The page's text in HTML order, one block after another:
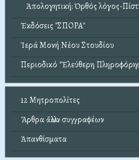
Ἀπολογητική: Ὀρθός λόγος-
Ἐκδόσεις "ΣΠΟΡΑ"
Ἱερά Μονή Νέου Στουδίου
Περιοδικό "Ἐλεύθερη
12 Μητροπολίτες
Ἄρθρα ἄλλων συγγραφέων
Ἀπανθίσματα